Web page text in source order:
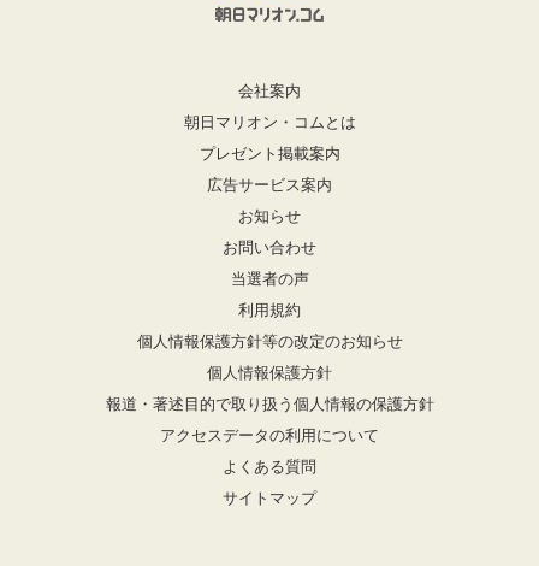
会社案内
朝日マリオン・コムとは
プレゼント掲載案内
広告サービス案内
お知らせ
お問い合わせ
当選者の声
利用規約
個人情報保護方針等の改定のお知らせ
個人情報保護方針
報道・著述目的で取り扱う個人情報の保護方針
アクセスデータの利用について
よくある質問
サイトマップ